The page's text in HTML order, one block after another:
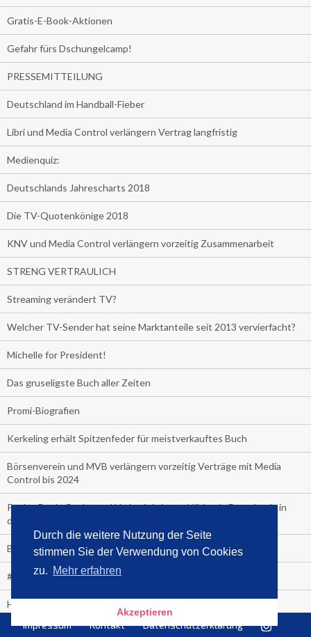
Durch die weitere Nutzung der Seite
stimmen Sie der Verwendung von Cookies
zu. Mehr erfahren
Akzeptieren
Gratis-E-Book-Aktionen
Gefahr fürs Dschungelcamp!
PRESSEMITTEILUNG
Deutschland im Handball-Fieber
Libri und Media Control verlängern Vertrag langfristig
Medienquiz:
Deutschlands Jahrescharts 2018
Die TV-Quotenkönige 2018
KNV und Media Control verlängern vorzeitig Zusammenarbeit
STRENG VERTRAULICH
Streaming verändert TV?
Welcher TV-Sender hat seine Marktanteile seit 2013 vervierfacht?
Michelle for President!
Das gruseligste Buch aller Zeiten
Promi-Biografien
Kerkeling erhält Spitzenfeder für meistverkauftes Buch
Börsenverein und MVB verlängern vorzeitig Verträge mit Media
Control bis 2024
PocketBook, Ceebo und Umbreit bringen Hörbuch-Downloads in
die Cloud
Bella Bella
#1-Bestseller: "Das ist Alpha!" von Kollegah
Hammer! "Fear: Trump in the White House" (auf Englisch) von
Impressum Kontakt Datenschutzerklärung